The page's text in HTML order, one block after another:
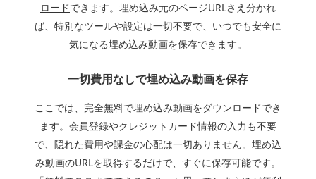
ロードできます。埋め込み元のページURLさえ分かれ
ば、特別なツールや設定は一切不要で、いつでも安全に
気になる埋め込み動画を保存できます。
一切費用なしで埋め込み動画を保存
ここでは、完全無料で埋め込み動画をダウンロードでき
ます。会員登録やクレジットカード情報の入力も不要
で、隠れた費用や課金の心配は一切ありません。埋め込
み動画のURLを取得するだけで、すぐに保存可能です。